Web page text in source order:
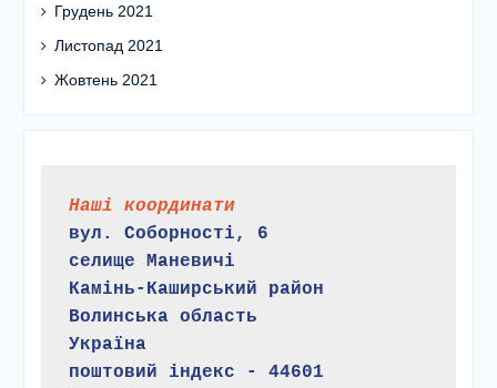
Грудень 2021
Листопад 2021
Жовтень 2021
Наші координати
вул. Соборності, 6
селище Маневичі
Камінь-Каширський район
Волинська область
Україна
поштовий індекс - 44601